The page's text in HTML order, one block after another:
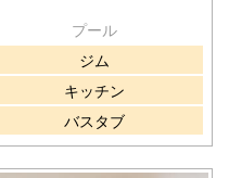
プール
ジム
キッチン
バスタブ